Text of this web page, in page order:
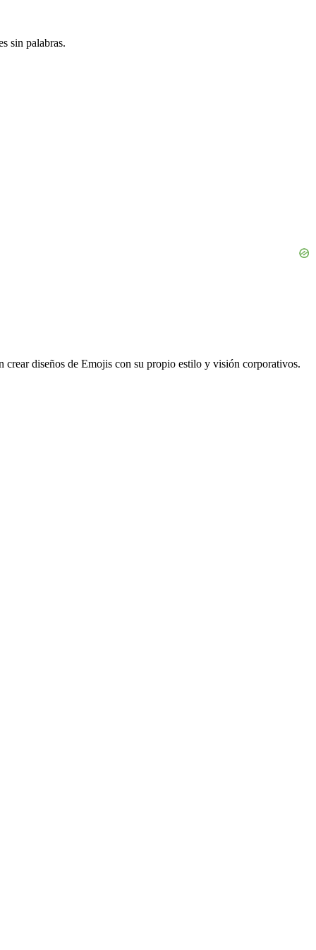
sin palabras.
crear diseños de Emojis con su propio estilo y visión corporativos.